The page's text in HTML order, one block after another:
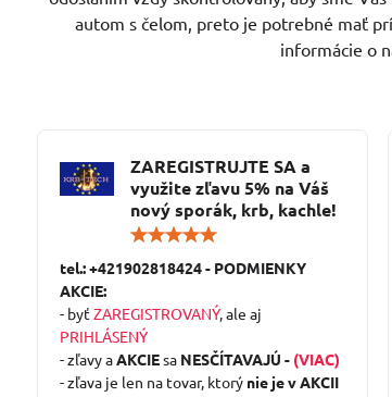
autom s čelom, preto je potrebné mať
informácie o
ZAREGISTRUJTE SA a
využite zľavu 5% na Váš
nový sporák, krb, kachle!
/
tel.: +421902818424 - PODMIENKY
AKCIE:
- byť ZAREGISTROVANÝ, ale aj
PRIHLÁSENÝ
- zľavy aAKCIEsa NESČÍTAVAJÚ - (VIAC)
- zľava je len na tovar, ktorý nie je v AKCII